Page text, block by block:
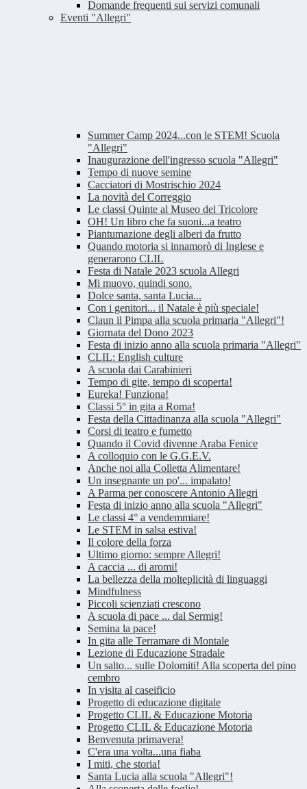
Domande frequenti sui servizi comunali
Eventi "Allegri"
Summer Camp 2024...con le STEM! Scuola
"Allegri"
Inaugurazione dell'ingresso scuola "Allegri"
Tempo di nuove semine
Cacciatori di Mostrischio 2024
La novità del Correggio
Le classi Quinte al Museo del Tricolore
OH! Un libro che fa suoni...a teatro
Piantumazione degli alberi da frutto
Quando motoria si innamorò di Inglese e
generarono CLIL
Festa di Natale 2023 scuola Allegri
Mi muovo, quindi sono.
Dolce santa, santa Lucia...
Con i genitori... il Natale è più speciale!
Claun il Pimpa alla scuola primaria "Allegri"!
Giornata del Dono 2023
Festa di inizio anno alla scuola primaria "Allegri"
CLIL: English culture
A scuola dai Carabinieri
Tempo di gite, tempo di scoperta!
Eureka! Funziona!
Classi 5° in gita a Roma!
Festa della Cittadinanza alla scuola "Allegri"
Corsi di teatro e fumetto
Quando il Covid divenne Araba Fenice
A colloquio con le G.G.E.V.
Anche noi alla Colletta Alimentare!
Un insegnante un po'... impalato!
A Parma per conoscere Antonio Allegri
Festa di inizio anno alla scuola "Allegri"
Le classi 4° a vendemmiare!
Le STEM in salsa estiva!
Il colore della forza
Ultimo giorno: sempre Allegri!
A caccia ... di aromi!
La bellezza della molteplicità di linguaggi
Mindfulness
Piccoli scienziati crescono
A scuola di pace ... dal Sermig!
Semina la pace!
In gita alle Terramare di Montale
Lezione di Educazione Stradale
Un salto... sulle Dolomiti! Alla scoperta del pino
cembro
In visita al caseificio
Progetto di educazione digitale
Progetto CLIL & Educazione Motoria
Progetto CLIL & Educazione Motoria
Benvenuta primavera!
C'era una volta...una fiaba
I miti, che storia!
Santa Lucia alla scuola "Allegri"!